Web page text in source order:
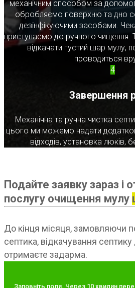
механічним способом за
обробляємо поверхню та дно
дезінфікуючими засобами.
приступаємо до ручного чищення.
відкачати густий шар мулу,
проводиться
4
Завершення
Механічна та ручна чистка
цього ми можемо надати
відходів, установка люків,
Подайте заявку зараз і
послугу очищення мулу
До кінця місяця, замовляючи
септика, відкачування септику
отримаєте задарма.
Заповніть поля. Через 10 хвилин